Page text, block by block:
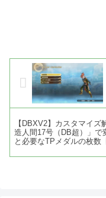
【DBXV2】カスタマイズ
造人間17号（DB超）」で
と必要なTPメダルの枚数